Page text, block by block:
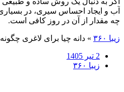
آب و ایجاد احساس سیری، در
چه مقدار از آن در روز کافی است.
زیبا ۳۶۰ » دانه چیا برای لاغری
2 تیر 1405
زیبا ۳۶۰